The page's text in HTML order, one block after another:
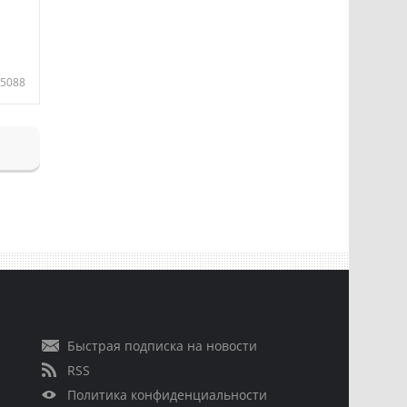
5088
Быстрая подписка на новости
RSS
Политика конфиденциальности